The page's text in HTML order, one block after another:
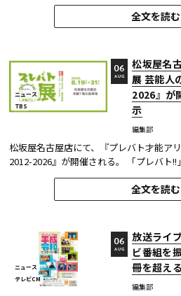
ムであり、その革新性と実用性が業界内
【受賞アワード一覧】 ●2025年 日本民間
全文を読む
ニュース
TBS
松坂屋名
展 芸能人
2026』が
示
編集部
06
AUG
松坂屋名古屋店にて、『プレバト才能ア
2012-2026』が開催される。 「プレバト
術ジャンルに芸能人が挑戦し、その作品
シで厳しく査定する教養バラエティー番
の俳句・水彩画から、大漁旗や黒板アー
全文を読む
ニュース
テレビCM
放送ライ
ビ番組を
冊を超え
編集部
06
AUG